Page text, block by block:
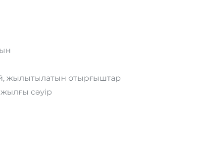
жылытылатын отырғыштар
жылғы сәуір